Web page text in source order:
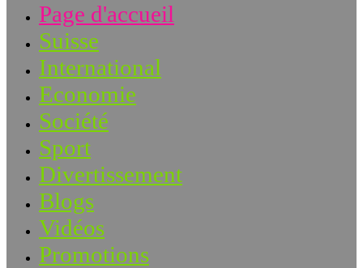
Page d'accueil
Suisse
International
Economie
Société
Sport
Divertissement
Blogs
Vidéos
Promotions